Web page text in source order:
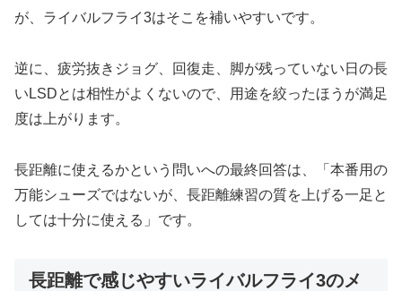
が、ライバルフライ3はそこを補いやすいです。
逆に、疲労抜きジョグ、回復走、脚が残っていない日の長
いLSDとは相性がよくないので、用途を絞ったほうが満足
度は上がります。
長距離に使えるかという問いへの最終回答は、「本番用の
万能シューズではないが、長距離練習の質を上げる一足と
しては十分に使える」です。
長距離で感じやすいライバルフライ3のメ